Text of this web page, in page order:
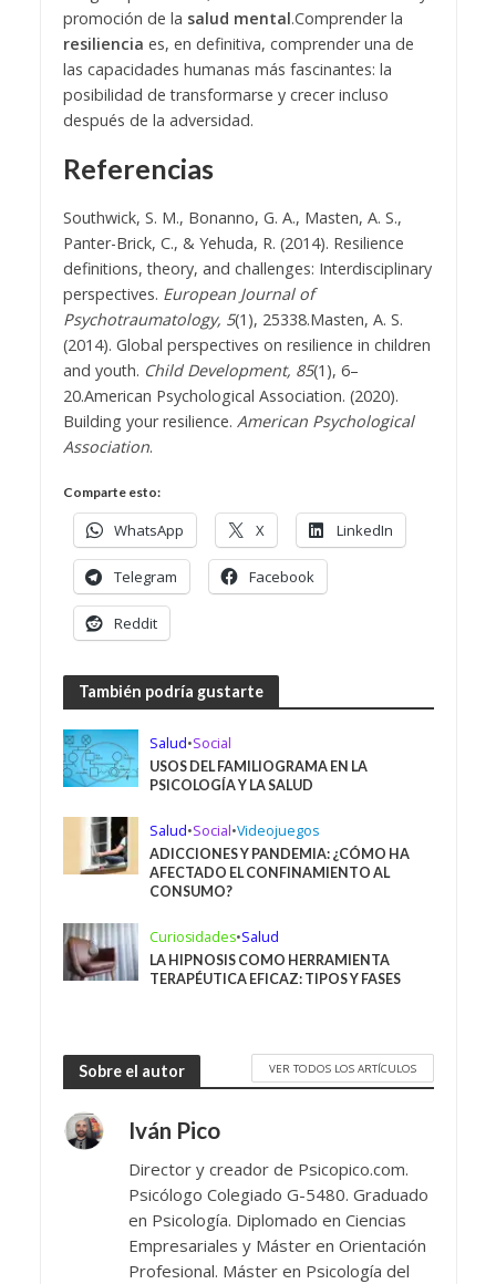
promoción de la salud mental.Comprender la
resiliencia es, en definitiva, comprender una de
las capacidades humanas más fascinantes: la
posibilidad de transformarse y crecer incluso
después de la adversidad.
Referencias
Southwick, S. M., Bonanno, G. A., Masten, A. S.,
Panter-Brick, C., & Yehuda, R. (2014). Resilience
definitions, theory, and challenges: Interdisciplinary
perspectives. European Journal of
Psychotraumatology, 5(1), 25338.Masten, A. S.
(2014). Global perspectives on resilience in children
and youth. Child Development, 85(1), 6–
20.American Psychological Association. (2020).
Building your resilience. American Psychological
Association.
Comparte esto:
WhatsApp X LinkedIn
Telegram Facebook
Reddit
También podría gustarte
Salud•Social
USOS DEL FAMILIOGRAMA EN LA
PSICOLOGÍA Y LA SALUD
Salud•Social•Videojuegos
ADICCIONES Y PANDEMIA: ¿CÓMO HA
AFECTADO EL CONFINAMIENTO AL
CONSUMO?
Curiosidades•Salud
LA HIPNOSIS COMO HERRAMIENTA
TERAPÉUTICA EFICAZ: TIPOS Y FASES
Sobre el autor VER TODOS LOS ARTÍCULOS
Iván Pico
Director y creador de Psicopico.com.
Psicólogo Colegiado G-5480. Graduado
en Psicología. Diplomado en Ciencias
Empresariales y Máster en Orientación
Profesional. Máster en Psicología del